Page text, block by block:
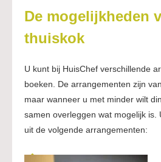
De mogelijkheden
thuiskok
U kunt bij HuisChef verschillende
boeken. De arrangementen zijn
maar wanneer u met minder wilt
samen overleggen wat mogelijk is.
uit de volgende arrangementen: